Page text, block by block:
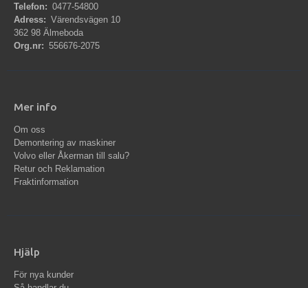
Telefon: 0477-54800
Adress: Värendsvägen 10
362 98 Älmeboda
Org.nr: 556676-2075
Mer info
Om oss
Demontering av maskiner
Volvo eller Åkerman till salu?
Retur och Reklamation
Fraktinformation
Hjälp
För nya kunder